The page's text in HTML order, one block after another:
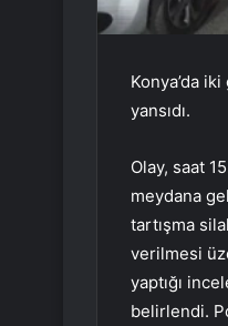
Konya’da
yansıdı.
Olay, saat
meydana
tartışma
verilmesi
yaptığı
belirlendi.